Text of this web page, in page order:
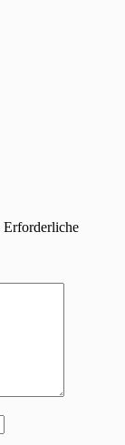
Erforderliche